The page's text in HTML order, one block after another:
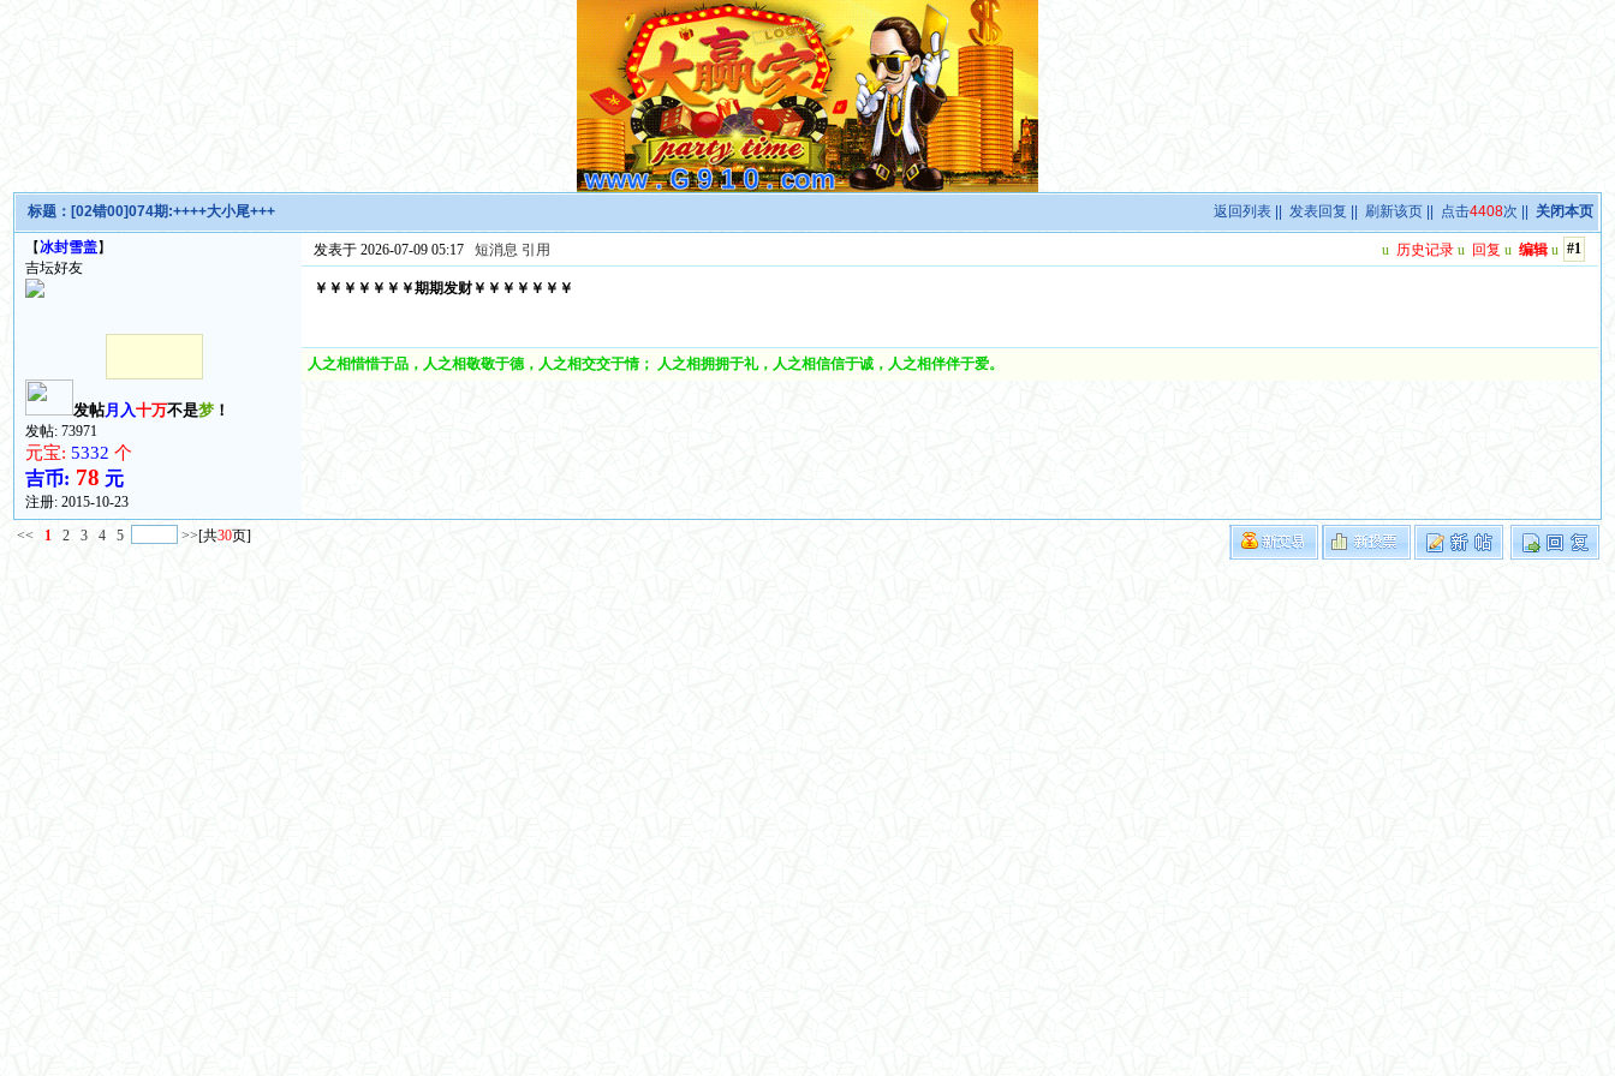
返回列表 ||发表回复 ||刷新该页 || 点击4408次 || 关闭本页
标题： [02错00]074期:++++大小尾+++
【冰封雪盖】
吉坛好友
发帖月入十万不是梦 ！
发帖: 73971
元宝: 5332个
吉币: 78 元
注册:2015-10-23
#1
u 历史记录 u 回复 u 编辑 u
发表于 2026-07-09 05:17短消息 引用
￥￥￥￥￥￥￥期期发财￥￥￥￥￥￥￥
人之相惜惜于品，人之相敬敬于德，人之相交交于情； 人之相拥拥于礼，人之相信信于诚，人之相伴伴于爱。
<< 1 2 3 4 5 >>[共30页]